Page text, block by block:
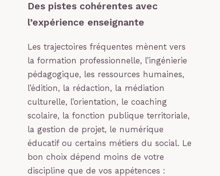
Des pistes cohérentes avec
l’expérience enseignante
Les trajectoires fréquentes mènent vers
la formation professionnelle, l’ingénierie
pédagogique, les ressources humaines,
l’édition, la rédaction, la médiation
culturelle, l’orientation, le coaching
scolaire, la fonction publique territoriale,
la gestion de projet, le numérique
éducatif ou certains métiers du social. Le
bon choix dépend moins de votre
discipline que de vos appétences :